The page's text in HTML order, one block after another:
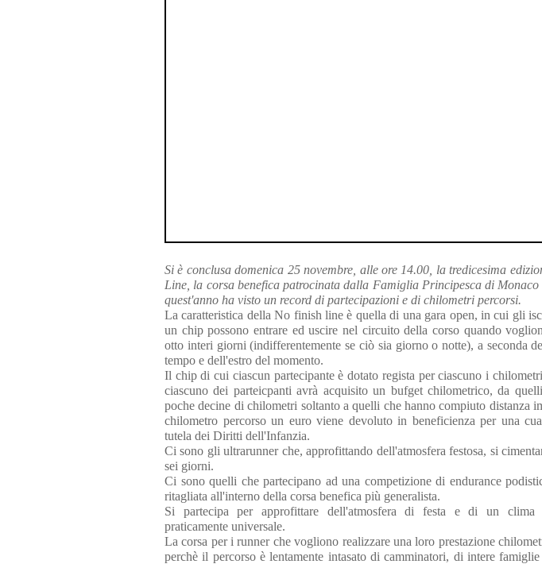
Si è conclusa domenica 25 novembre, alle ore 14.00, la tredicesima
Line, la corsa benefica patrocinata dalla Famiglia Principesca di
quest'anno ha visto un record di partecipazioni e di chilometri percorsi.
La caratteristica della No finish line è quella di una gara open, in cui gli
un chip possono entrare ed uscire nel circuito della corso quando
otto interi giorni (indifferentemente se ciò sia giorno o notte), a seconda
tempo e dell'estro del momento.
Il chip di cui ciascun partecipante è dotato regista per ciascuno i
ciascuno dei parteicpanti avrà acquisito un bufget chilometrico, da
poche decine di chilometri soltanto a quelli che hanno compiuto distanza
chilometro percorso un euro viene devoluto in beneficienza per una
tutela dei Diritti dell'Infanzia.
Ci sono gli ultrarunner che, approfittando dell'atmosfera festosa, si
sei giorni.
Ci sono quelli che partecipano ad una competizione di endurance
ritagliata all'interno della corsa benefica più generalista.
Si partecipa per approfittare dell'atmosfera di festa e di un clima
praticamente universale.
La corsa per i runner che vogliono realizzare una loro prestazione
perchè il percorso è lentamente intasato di camminatori, di intere